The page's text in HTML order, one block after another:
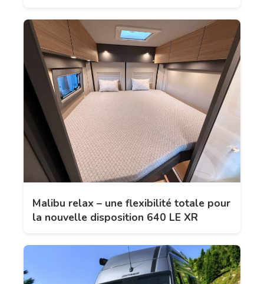
Malibu relax – une flexibilité totale pour
la nouvelle disposition 640 LE XR